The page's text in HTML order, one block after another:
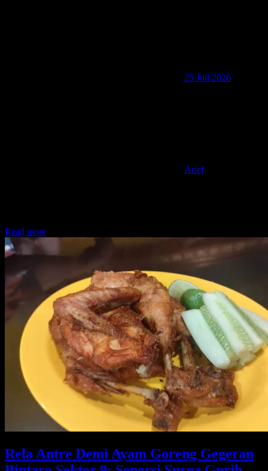
25 Juli 2026
Arief
Read more
Rela Antre Demi Ayam Goreng Gegeran